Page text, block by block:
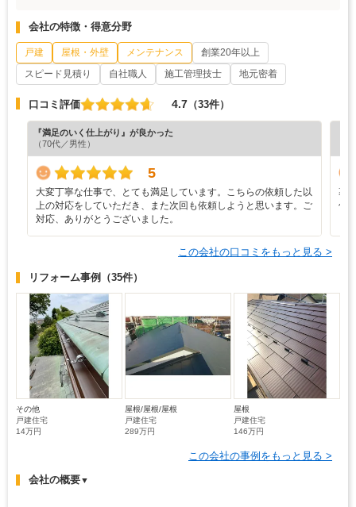
会社の特徴・得意分野
戸建 屋根・外壁 メンテナンス
創業20年以上
スピード見積り
自社職人 施工管理技士 地元密着
口コミ評価 4.7 （33件）
『満足のいく仕上がり』が良かった
（70代／男性）
5
大変丁寧な仕事で、とても満足しています。こちらの依頼した以
上の対応をしていただき、また次回も依頼しようと思います。ご
対応、ありがとうございました。
幕
併
この会社の口コミをもっと見る >
リフォーム事例 （35件）
その他
戸建住宅
14万円
屋根/屋根/屋根
戸建住宅
289万円
屋根
戸建住宅
146万円
この会社の事例をもっと見る >
会社の概要▼